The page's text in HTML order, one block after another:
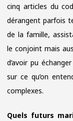
cinq articles du
dérangent parfois
de la famille,
le conjoint mais
d’avoir pu
sur ce qu’on
complexes.
Quels futurs